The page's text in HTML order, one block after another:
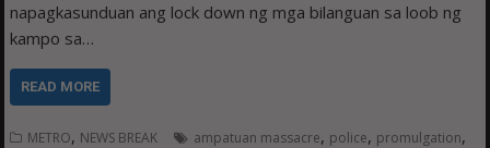
napagkasunduan ang lock down ng mga bilanguan sa loob ng
kampo sa…
READ MORE
METRO, NEWS BREAK ampatuan massacre, police, promulgation,